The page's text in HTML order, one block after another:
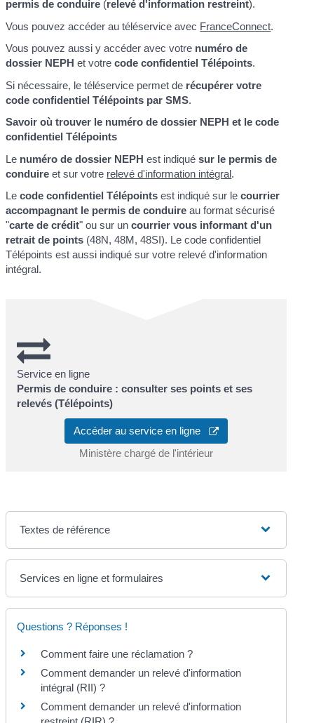
permis de conduire (relevé d'information restreint).
Vous pouvez accéder au téléservice avec FranceConnect.
Vous pouvez aussi y accéder avec votre numéro de
dossier NEPH et votrecode confidentiel Télépoints.
Si nécessaire, le téléservice permet de récupérer votre
code confidentiel Télépoints par SMS.
Savoir où trouver le numéro de dossier NEPH et le code
confidentiel Télépoints
Le numéro de dossier NEPH est indiquésur le permis de
conduire et sur votre relevé d'information intégral.
Lecode confidentiel Télépoints est indiqué sur lecourrier
accompagnant le permis de conduire au format sécurisé
"carte de crédit" ou sur uncourrier vous informant d'un
retrait de points (48N, 48M, 48SI). Le code confidentiel
Télépoints est aussi indiqué sur votre relevé d'information
intégral.
Service en ligne
Permis de conduire : consulter ses points et ses
relevés (Télépoints)
Accéder au service en ligne
Ministère chargé de l'intérieur
Textes de référence
Services en ligne et formulaires
Questions ? Réponses !
Comment faire une réclamation ?
Comment demander un relevé d'information
intégral (RII) ?
Comment demander un relevé d'information